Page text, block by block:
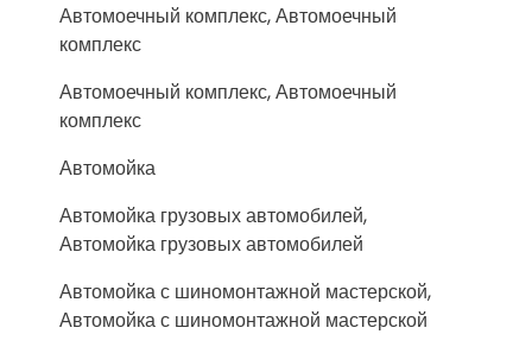
Автомоечный комплекс, Автомоечный
комплекс
Автомоечный комплекс, Автомоечный
комплекс
Автомойка
Автомойка грузовых автомобилей,
Автомойка грузовых автомобилей
Автомойка с шиномонтажной мастерской,
Автомойка с шиномонтажной мастерской